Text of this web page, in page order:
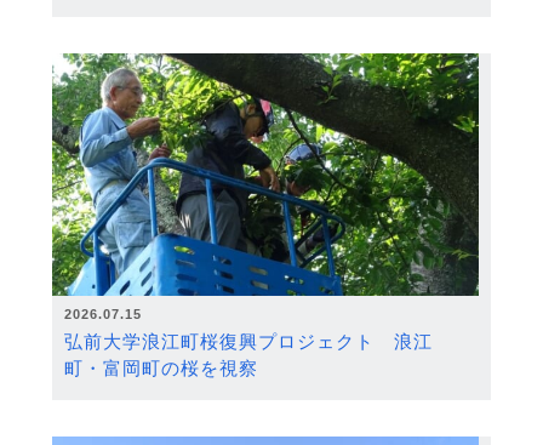
2026.07.15
弘前大学浪江町桜復興プロジェクト 浪江
町・富岡町の桜を視察